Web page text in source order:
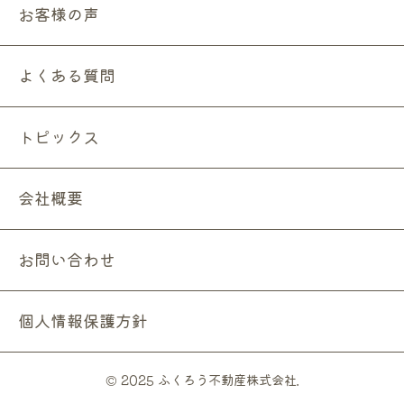
お客様の声
よくある質問
トピックス
会社概要
お問い合わせ
個人情報保護方針
© 2025 ふくろう不動産株式会社.